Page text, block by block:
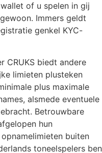
of u spelen in gij
Immers geldt
genkel KYC-
CRUKS biedt andere
limieten plusteken
plus maximale
alsmede eventuele
Betrouwbare
hun
buiten
toneelspelers ben